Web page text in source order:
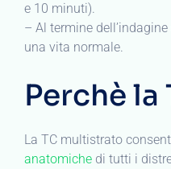
e 10 minuti).
– Al termine
una vita normale.
Perchè la
La TC multistrato
anatomiche di tutti i